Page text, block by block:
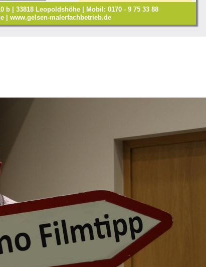
| 33818 Leopoldshöhe | Mobil: 0170 - 9 75 33 88
| www.gelsen-malerfachbetrieb.de